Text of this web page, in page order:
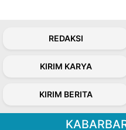
REDAKSI
KIRIM KARYA
KIRIM BERITA